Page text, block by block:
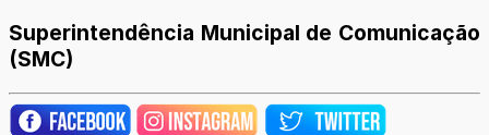
Superintendência Municipal de Comunicação
(SMC)